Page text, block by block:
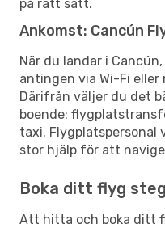
på rätt sätt.
Ankomst: Cancún
När du landar i
antingen via Wi-Fi
Därifrån väljer du det
boende:
taxi. Flygplatspersonal
stor hjälp för att
Boka ditt flyg
Att hitta och boka ditt